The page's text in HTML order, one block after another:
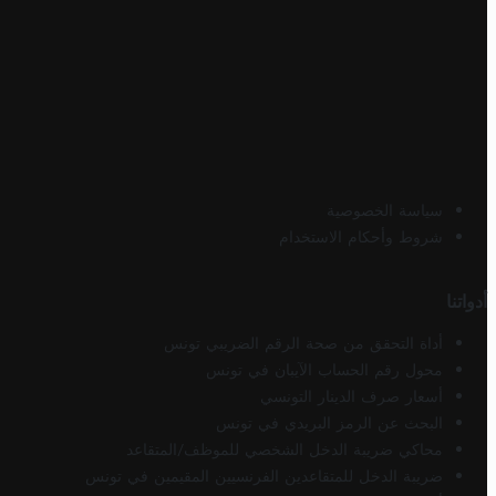
سياسة الخصوصية
شروط وأحكام الاستخدام
أدواتنا
أداة التحقق من صحة الرقم الضريبي تونس
محول رقم الحساب الآيبان في تونس
أسعار صرف الدينار التونسي
البحث عن الرمز البريدي في تونس
محاكي ضريبة الدخل الشخصي للموظف/المتقاعد
ضريبة الدخل للمتقاعدين الفرنسيين المقيمين في تونس